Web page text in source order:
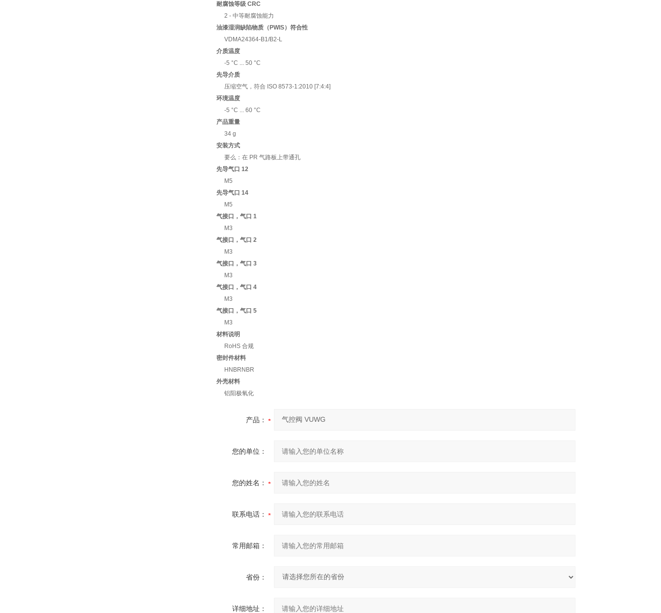
耐腐蚀等级 CRC
2 - 中等耐腐蚀能力
油漆湿润缺陷物质（PWIS）符合性
VDMA24364-B1/B2-L
介质温度
-5 °C ... 50 °C
先导介质
压缩空气，符合 ISO 8573-1:2010 [7:4:4]
环境温度
-5 °C ... 60 °C
产品重量
34 g
安装方式
要么：在 PR 气路板上带通孔
先导气口 12
M5
先导气口 14
M5
气接口，气口 1
M3
气接口，气口 2
M3
气接口，气口 3
M3
气接口，气口 4
M3
气接口，气口 5
M3
材料说明
RoHS 合规
密封件材料
HNBRNBR
外壳材料
铝阳极氧化
产品：
您的单位：
您的姓名：
联系电话：
常用邮箱：
省份：
详细地址：